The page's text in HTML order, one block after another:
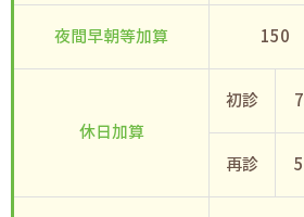
夜間早朝等加算 150
休日加算
初診
再診